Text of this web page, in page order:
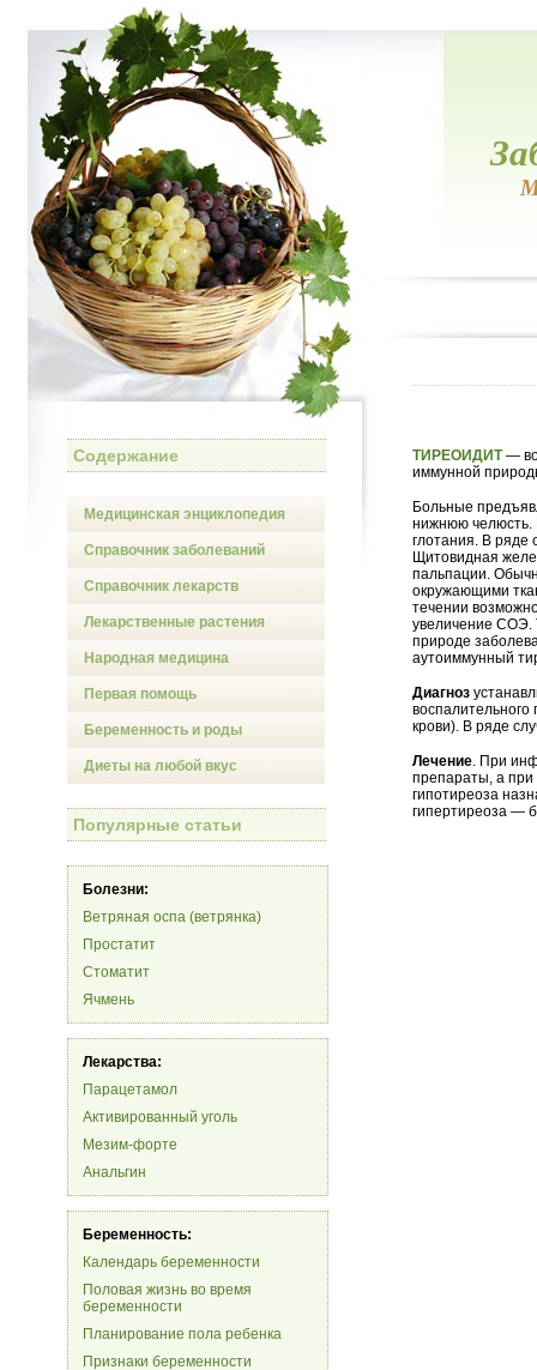
Содержание
Медицинская энциклопедия
Справочник заболеваний
Справочник лекарств
Лекарственные растения
Народная медицина
Первая помощь
Беременность и роды
Диеты на любой вкус
Популярные статьи
Болезни:
Ветряная оспа (ветрянка)
Простатит
Стоматит
Ячмень
Лекарства:
Парацетамол
Активированный уголь
Мезим-форте
Анальгин
Беременность:
Календарь беременности
Половая жизнь во время
беременности
Планирование пола ребенка
Признаки беременности
ТИРЕОИДИТ—
иммунной
Больные
нижнюю челюсть.
глотания. В ряде
Щитовидная
пальпации.
окружающими
течении
увеличение СОЭ.
природе
аутоиммунный
Диагноз
крови). В ряде
Лечение. При
препараты, а при
гипотиреоза
гипертиреоза —